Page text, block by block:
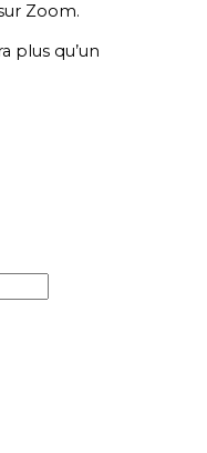
Zoom.
plus qu’un